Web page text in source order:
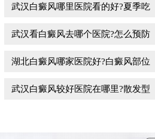
武汉白癜风哪里医院看的好?夏季吃
武汉看白癜风去哪个医院?怎么预防
湖北白癜风哪家医院好?白癜风部位
武汉白癜风较好医院在哪里?散发型